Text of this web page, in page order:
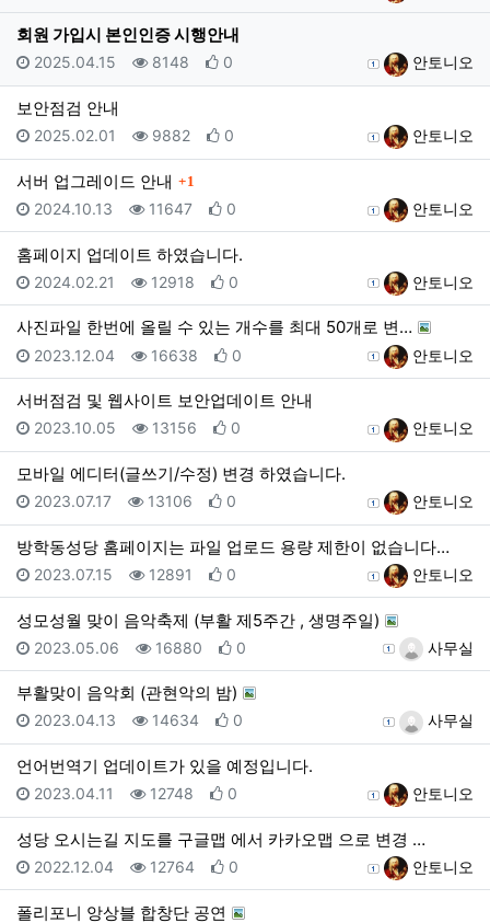
회원 가입시 본인인증 시행안내
등록자 안토니오
등록일
2025.04.15 조회
8148 추천
0
보안점검 안내
등록자 안토니오
등록일
2025.02.01 조회
9882 추천
0
서버 업그레이드 안내 댓글
1
등록자 안토니오
등록일
2024.10.13 조회
11647 추천
0
홈페이지 업데이트 하였습니다.
등록자 안토니오
등록일
2024.02.21 조회
12918 추천
0
사진파일 한번에 올릴 수 있는 개수를 최대 50개로 변…
등록자 안토니오
등록일
2023.12.04 조회
16638 추천
0
서버점검 및 웹사이트 보안업데이트 안내
등록자 안토니오
등록일
2023.10.05 조회
13156 추천
0
모바일 에디터(글쓰기/수정) 변경 하였습니다.
등록자 안토니오
등록일
2023.07.17 조회
13106 추천
0
방학동성당 홈페이지는 파일 업로드 용량 제한이 없습니다…
등록자 안토니오
등록일
2023.07.15 조회
12891 추천
0
성모성월 맞이 음악축제 (부활 제5주간 , 생명주일)
등록자 사무실
등록일
2023.05.06 조회
16880 추천
0
부활맞이 음악회 (관현악의 밤)
등록자 사무실
등록일
2023.04.13 조회
14634 추천
0
언어번역기 업데이트가 있을 예정입니다.
등록자 안토니오
등록일
2023.04.11 조회
12748 추천
0
성당 오시는길 지도를 구글맵 에서 카카오맵 으로 변경 …
등록자 안토니오
등록일
2022.12.04 조회
12764 추천
0
폴리포니 앙상블 합창단 공연